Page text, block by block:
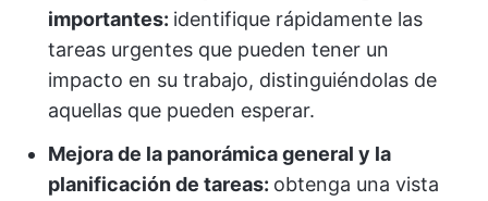
importantes: identifique rápidamente las
tareas urgentes que pueden tener un
impacto en su trabajo, distinguiéndolas de
aquellas que pueden esperar.
Mejora de la panorámica general y la
planificación de tareas: obtenga una vista